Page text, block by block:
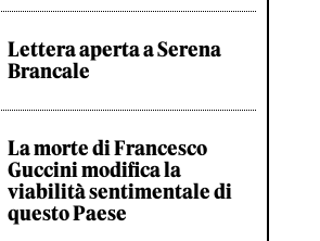
Lettera aperta a Serena
Brancale
La morte di Francesco
Guccini modifica la
viabilità sentimentale di
questo Paese